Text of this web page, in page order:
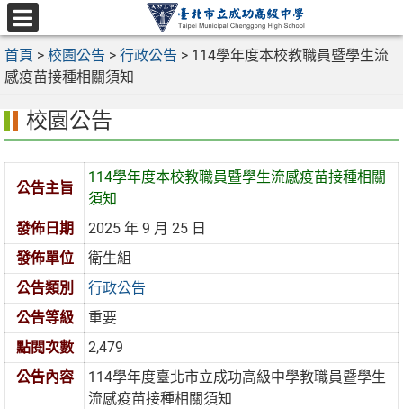
跳
至
主
要
區
選
單
首頁 > 校園公告 > 行政公告 > 114學年度本校教職員暨學生流
感疫苗接種相關須知
校園公告
公告主旨
114學年度本校教職員暨學生流感疫苗接種相關
須知
發佈日期
2025 年 9 月 25 日
發佈單位
衛生組
公告類別
行政公告
公告等級
重要
點閱次數
2,479
公告內容
114學年度臺北市立成功高級中學教職員暨學生
流感疫苗接種相關須知